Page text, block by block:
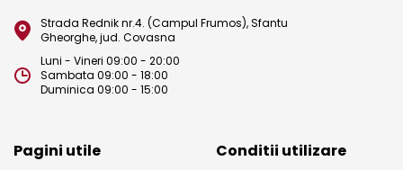
Strada Rednik nr.4. (Campul Frumos), Sfantu
Gheorghe, jud. Covasna
Luni - Vineri 09:00 - 20:00
Sambata 09:00 - 18:00
Duminica 09:00 - 15:00
Pagini utile Conditii utilizare